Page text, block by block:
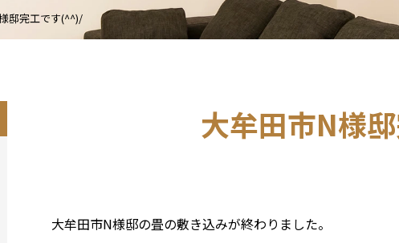
邸完工です(^^)/
大牟田市N様
大牟田市N様邸の畳の敷き込みが終わりました。